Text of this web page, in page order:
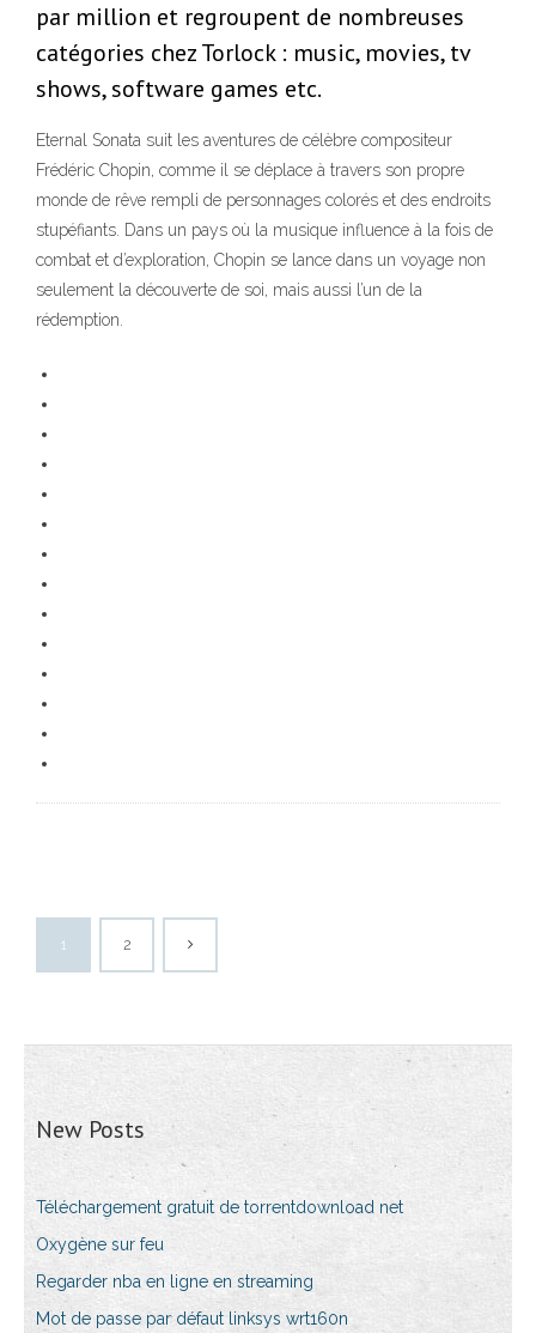
par million et regroupent de nombreuses
catégories chez Torlock : music, movies, tv
shows, software games etc.
Eternal Sonata suit les aventures de célèbre compositeur
Frédéric Chopin, comme il se déplace à travers son propre
monde de rêve rempli de personnages colorés et des endroits
stupéfiants. Dans un pays où la musique influence à la fois de
combat et d’exploration, Chopin se lance dans un voyage non
seulement la découverte de soi, mais aussi l’un de la
rédemption.
1 2
New Posts
Téléchargement gratuit de torrentdownload net
Oxygène sur feu
Regarder nba en ligne en streaming
Mot de passe par défaut linksys wrt160n